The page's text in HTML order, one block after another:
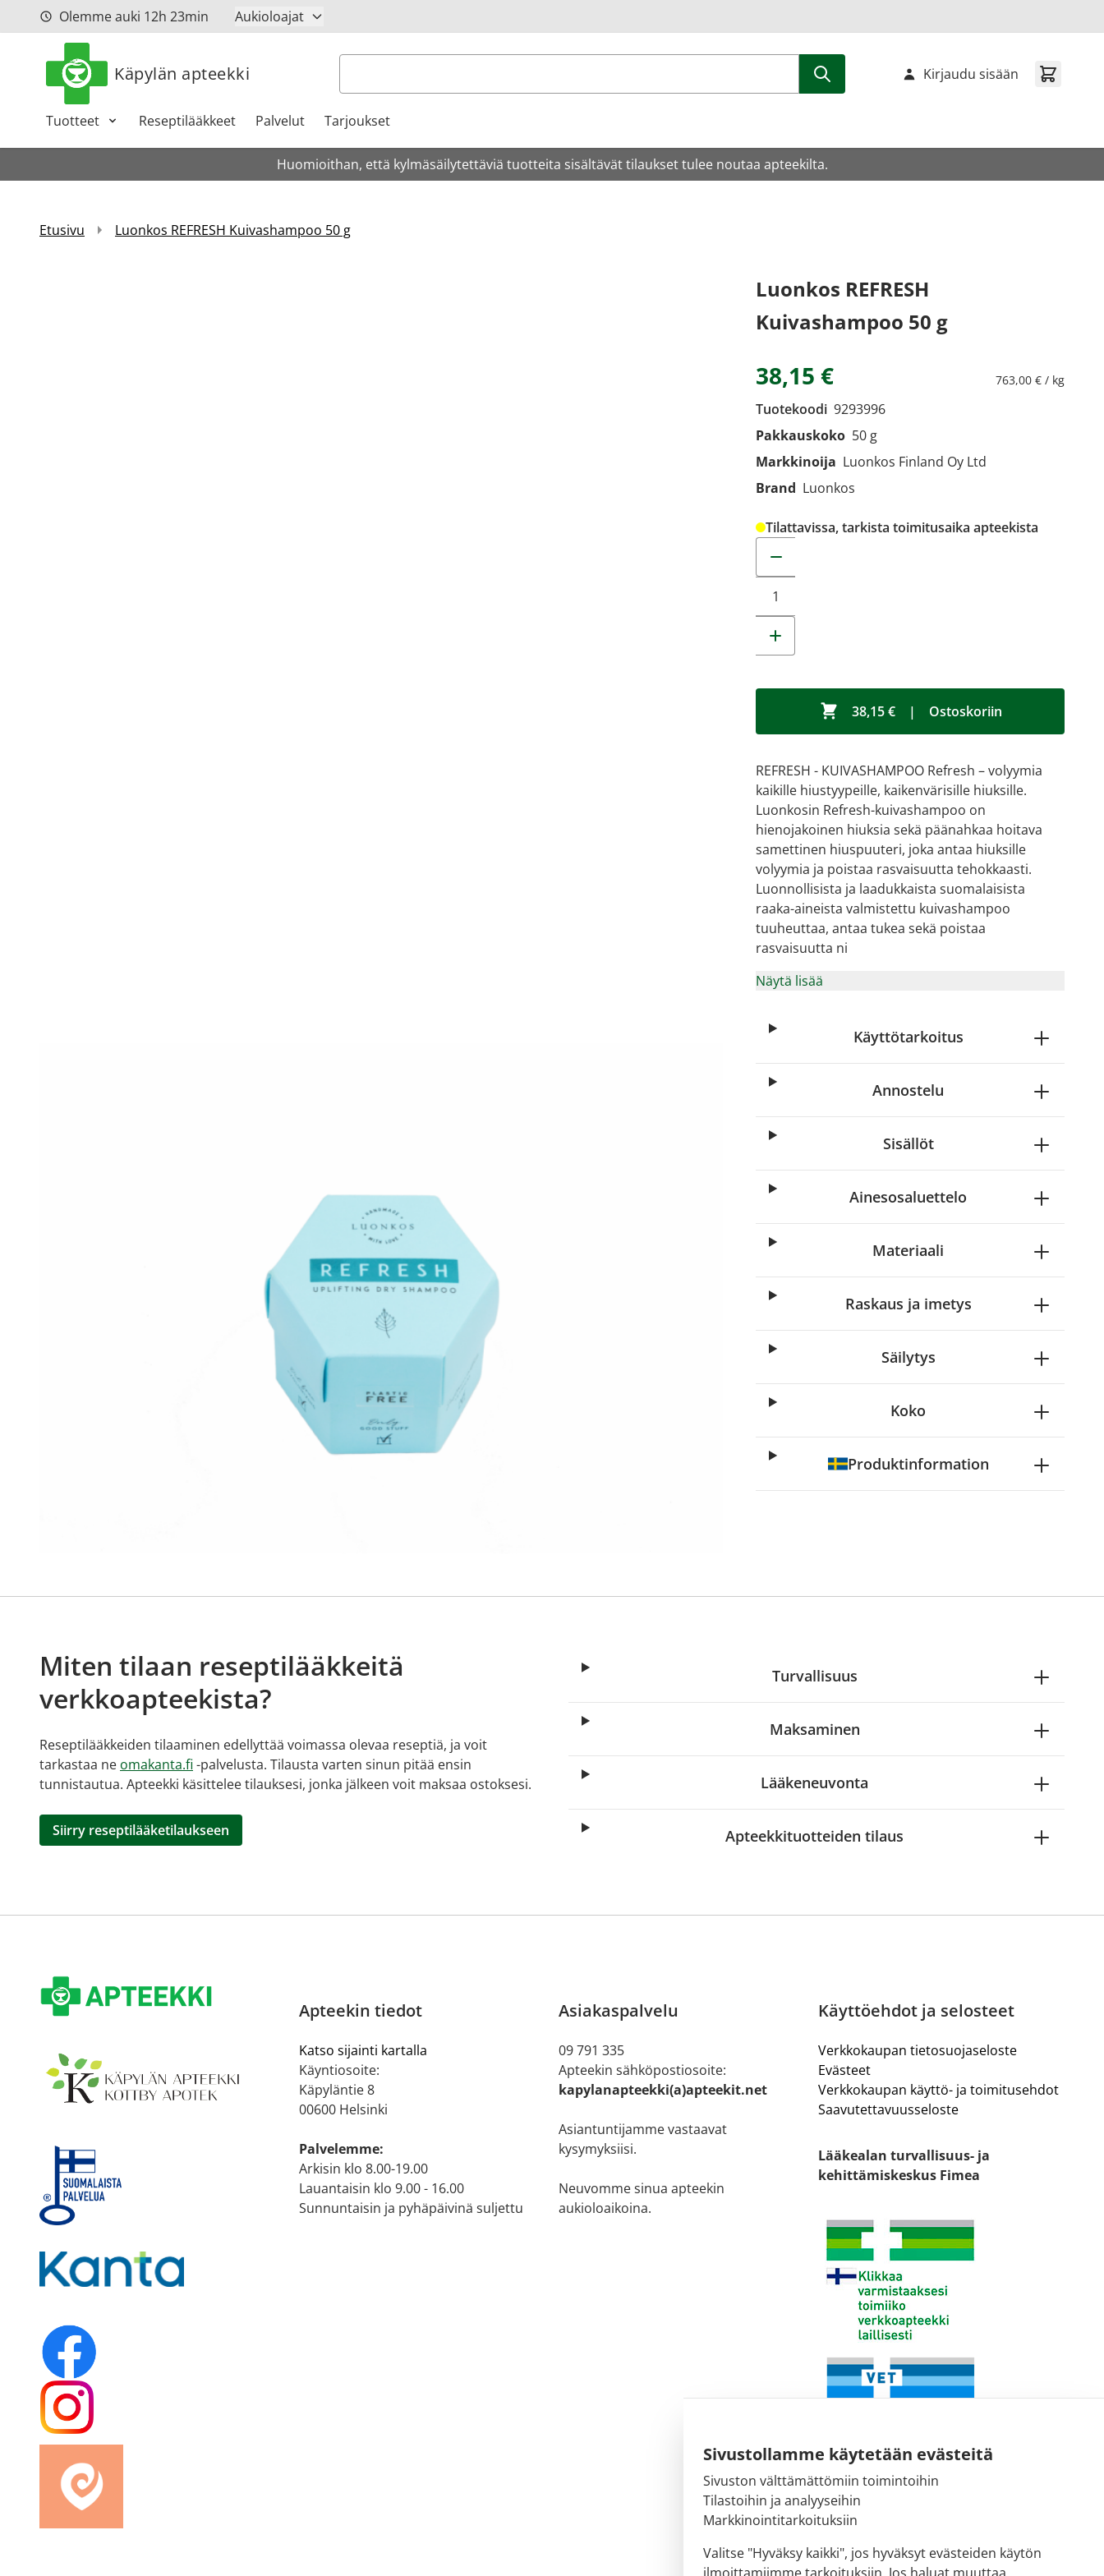
Sivustollamme käytetään evästeitä
Sivuston välttämättömiin toimintoihin
Tilastoihin ja analyyseihin
Markkinointitarkoituksiin
Valitse "Hyväksy kaikki", jos hyväksyt evästeiden käytön
Siirry sisältöönOlemme auki 12h 23min Aukioloajat
Käpylän apteekki Haku
Tuotteet Reseptilääkkeet Palvelut Tarjoukset
Kirjaudu sisään
Huomioithan, että kylmäsäilytettäviä tuotteita sisältävät tilaukset tulee noutaa apteekilta.
Etusivu Luonkos REFRESH Kuivashampoo 50 g
Luonkos REFRESH
Kuivashampoo 50 g
38,15 € 763,00 € / kg
Tuotekoodi 9293996
Pakkauskoko 50 g
Markkinoija Luonkos Finland Oy Ltd
Brand Luonkos
Tilattavissa, tarkista toimitusaika apteekista
38,15 € | Ostoskoriin
REFRESH - KUIVASHAMPOO Refresh – volyymia
kaikille hiustyypeille, kaikenvärisille hiuksille.
Luonkosin Refresh-kuivashampoo on
hienojakoinen hiuksia sekä päänahkaa hoitava
samettinen hiuspuuteri, joka antaa hiuksille
volyymia ja poistaa rasvaisuutta tehokkaasti.
Luonnollisista ja laadukkaista suomalaisista
raaka-aineista valmistettu kuivashampoo
tuuheuttaa, antaa tukea sekä poistaa
rasvaisuutta ni
Näytä lisää
Käyttötarkoitus
Annostelu
Sisällöt
Ainesosaluettelo
Materiaali
Raskaus ja imetys
Säilytys
Koko
Produktinformation
Miten tilaan reseptilääkkeitä
verkkoapteekista?
Reseptilääkkeiden tilaaminen edellyttää voimassa olevaa reseptiä, ja voit
tarkastaa ne omakanta.fi -palvelusta. Tilausta varten sinun pitää ensin
tunnistautua. Apteekki käsittelee tilauksesi, jonka jälkeen voit maksaa ostoksesi.
Siirry reseptilääketilaukseen
Turvallisuus
Maksaminen
Lääkeneuvonta
Apteekkituotteiden tilaus
Apteekin tiedot
Katso sijainti kartalla
Käyntiosoite:
Käpyläntie 8
00600 Helsinki
Palvelemme:
Arkisin klo 8.00-19.00
Lauantaisin klo 9.00 - 16.00
Sunnuntaisin ja pyhäpäivinä suljettu
Asiakaspalvelu
09 791 335
Apteekin sähköpostiosoite:
kapylanapteekki(a)apteekit.net
Asiantuntijamme vastaavat
kysymyksiisi.
Neuvomme sinua apteekin
aukioloaikoina.
Käyttöehdot ja selosteet
Verkkokaupan tietosuojaseloste
Evästeet
Verkkokaupan käyttö- ja toimitusehdot
Saavutettavuusseloste
Lääkealan turvallisuus- ja
kehittämiskeskus Fimea
Fimean sähköpostiosoite: